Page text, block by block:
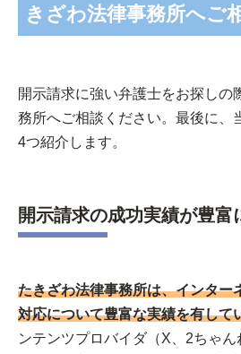
きざわ法律事務所へご
開示請求に強い弁護士をお探しの
務所へご相談ください。最後に、
4つ紹介します。
開示請求の成功実績が豊富
たきざわ法律事務所は、インター
対応について豊富な実績を有して
ンテンツプロバイダ（X、2ちゃん